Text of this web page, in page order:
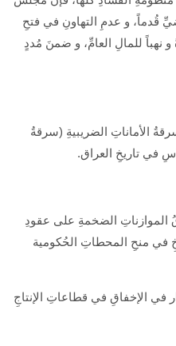
قُدماً، و عدمِ التهاونِ في فتحِ
و نهباً للمالِ العامِّ، و ضمنَ مُددٍ
الأماناتِ الضريبيةِ (سرقةُ
في تاريخِ العراق.
الموازناتِ الضخمةِ على عقودِ
في منحِ المحطاتِ الحُكومية
في الإخفاقِ في قطاعاتِ الإنتاجِ